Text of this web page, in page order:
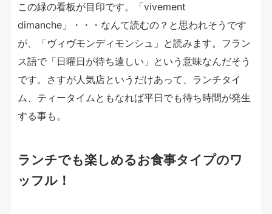
この緑の看板が目印です。「vivement
dimanche」・・・なんて読むの？と思われそうです
が、「ヴィヴモンディモンシュ」と読みます。フラン
ス語で「日曜日が待ち遠しい」という意味なんだそう
です。さすが人気店というだけあって、ランチタイ
ム、ティータイムともなれば平日でも待ち時間が発生
する事も。
ランチでも楽しめるお食事タイプのワ
ッフル！